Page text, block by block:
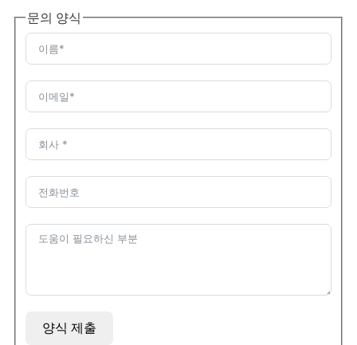
문의 양식
양식 제출